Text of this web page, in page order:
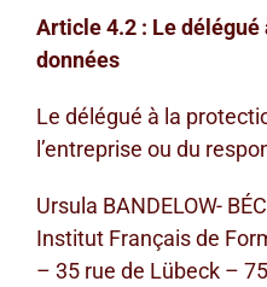
Article 4.2 : Le
données
Le délégué à la
l’entreprise ou du
Ursula BANDELOW-
Institut Français de
– 35 rue de Lübeck –